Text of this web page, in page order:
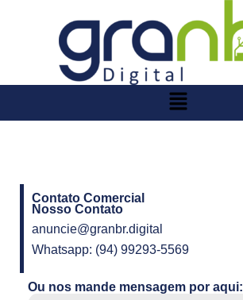
Contato Comercial
Nosso Contato
anuncie@granbr.digital
Whatsapp: (94) 99293-5569
Ou nos mande mensagem por aqui: